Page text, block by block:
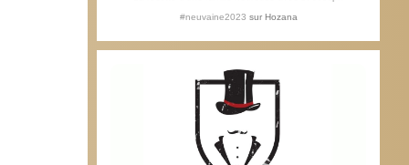
#neuvaine2023 sur Hozana